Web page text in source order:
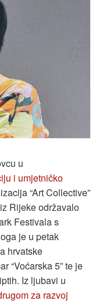
u
i umjetničko
“Art Collective”
iz Rijeke održavalo
Festivala s
je u petak
hrvatske
“Voćarska 5” te je
Iz ljubavi u
za razvoj